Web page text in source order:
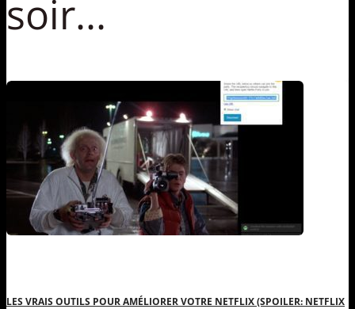
soir...
LES VRAIS OUTILS POUR AMÉLIORER VOTRE NETFLIX (SPOILER: NETFLIX